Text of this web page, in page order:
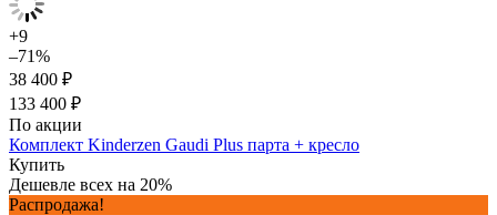
+9
–71%
38 400 ₽
133 400 ₽
По акции
Комплект Kinderzen Gaudi Plus парта + кресло
Купить
Дешевле всех на 20%
Распродажа!